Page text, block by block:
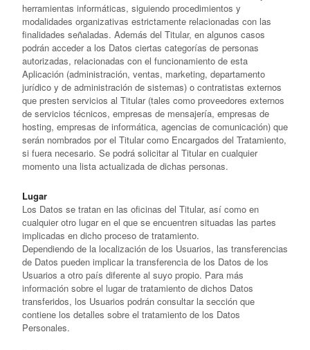
herramientas informáticas, siguiendo procedimientos y
modalidades organizativas estrictamente relacionadas con las
finalidades señaladas. Además del Titular, en algunos casos
podrán acceder a los Datos ciertas categorías de personas
autorizadas, relacionadas con el funcionamiento de esta
Aplicación (administración, ventas, marketing, departamento
jurídico y de administración de sistemas) o contratistas externos
que presten servicios al Titular (tales como proveedores externos
de servicios técnicos, empresas de mensajería, empresas de
hosting, empresas de informática, agencias de comunicación) que
serán nombrados por el Titular como Encargados del Tratamiento,
si fuera necesario. Se podrá solicitar al Titular en cualquier
momento una lista actualizada de dichas personas.
Lugar
Los Datos se tratan en las oficinas del Titular, así como en
cualquier otro lugar en el que se encuentren situadas las partes
implicadas en dicho proceso de tratamiento.
Dependiendo de la localización de los Usuarios, las transferencias
de Datos pueden implicar la transferencia de los Datos de los
Usuarios a otro país diferente al suyo propio. Para más
información sobre el lugar de tratamiento de dichos Datos
transferidos, los Usuarios podrán consultar la sección que
contiene los detalles sobre el tratamiento de los Datos
Personales.